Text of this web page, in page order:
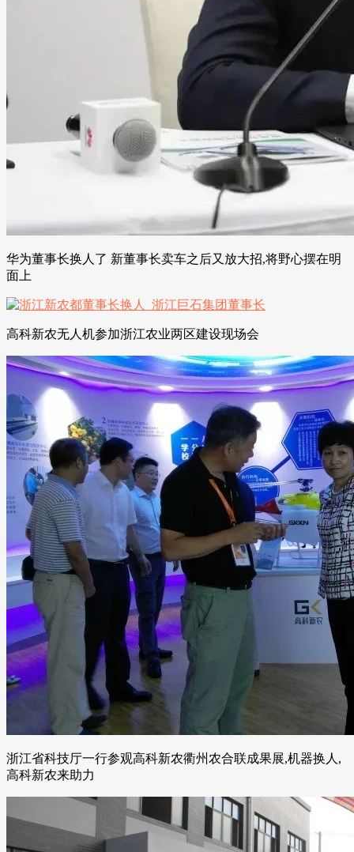
华为董事长换人了 新董事长卖车之后又放大招,将野心摆在明
面上
高科新农无人机参加浙江农业两区建设现场会
浙江省科技厅一行参观高科新农衢州农合联成果展,机器换人,
高科新农来助力